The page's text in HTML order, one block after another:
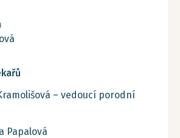
– vedoucí porodní
Papalová